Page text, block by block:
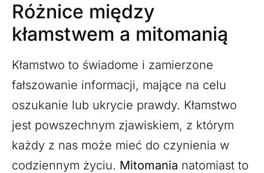
Różnice między
kłamstwem a mitomanią
Kłamstwo to świadome i zamierzone
fałszowanie informacji, mające na celu
oszukanie lub ukrycie prawdy. Kłamstwo
jest powszechnym zjawiskiem, z którym
każdy z nas może mieć do czynienia w
codziennym życiu. Mitomania natomiast to